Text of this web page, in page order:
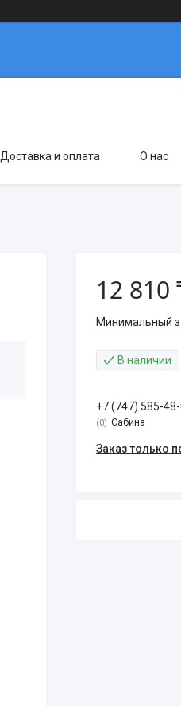
Доставка и оплата О нас
12 810
Минимальный
В наличии
+7 (747) 585-
0 Сабина
Заказ только